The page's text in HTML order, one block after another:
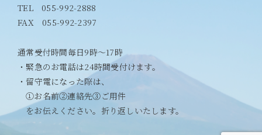
TEL 055-992-2888
FAX 055-992-2397
通常受付時間毎日9時〜17時
・緊急のお電話は24時間受付けます。
・留守電になった際は、
①お名前②連絡先③ご用件
をお伝えください。折り返しいたします。